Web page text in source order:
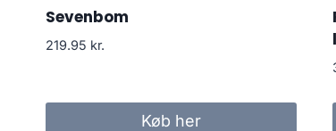
Sevenbom
219.95 kr.
Køb her